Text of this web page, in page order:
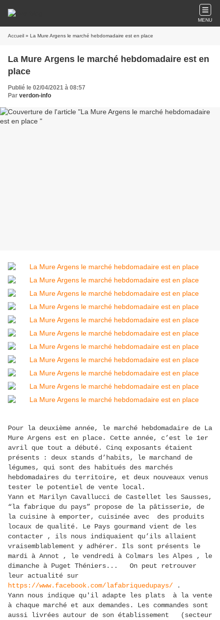
MENU
Accueil » La Mure Argens le marché hebdomadaire est en place
La Mure Argens le marché hebdomadaire est en
place
Publié le 02/04/2021 à 08:57
Par verdon-info
Pour la deuxième année, le marché hebdomadaire de La
Mure Argens est en place. Cette année, c’est le 1er
avril que tout a débuté. Cinq exposants étaient
présents : deux stands d’habits, le marchand de
légumes, qui sont des habitués des marchés
hebdomadaires du territoire, et deux nouveaux venus
tester le potentiel de vente local.
Yann et Marilyn Cavallucci de Castellet les Sausses,
“la fabrique du pays” propose de la pâtisserie, de
la cuisine à emporter, cuisinée avec des produits
locaux de qualité. Le Pays gourmand vient de les
contacter , ils nous indiquaient qu’ils allaient
vraisemblablement y adhérer. Ils sont présents le
mardi à Annot , le vendredi à Colmars les Alpes , le
dimanche à Puget Théniers... On peut retrouver
leur actualité sur
https://www.facebook.com/lafabriquedupays/ .
Yann nous indique qu'il adapte les plats à la vente
à chaque marché et aux demandes. Les commandes sont
aussi livrées autour de son établissement (secteur